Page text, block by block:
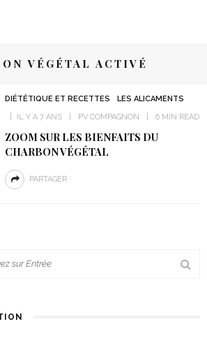
VÉGÉTAL ACTIVÉ
DIÉTÉTIQUE ET RECETTES
LES ALICAMENTS
IL Y A 7 ANS
PV COMPAGNON 6 MIN READ
ZOOM SUR LES BIENFAITS DU
CHARBON VÉGÉTAL
PARTAGER